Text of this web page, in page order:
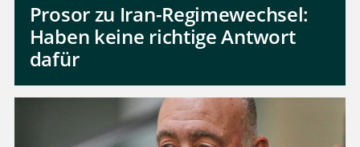
Prosor zu Iran-Regimewechsel:
Haben keine richtige Antwort
dafür